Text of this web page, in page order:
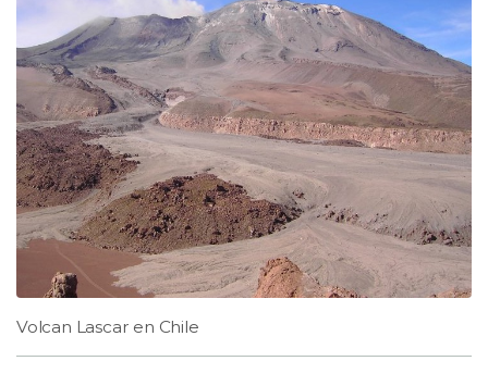
Volcan Lascar en Chile